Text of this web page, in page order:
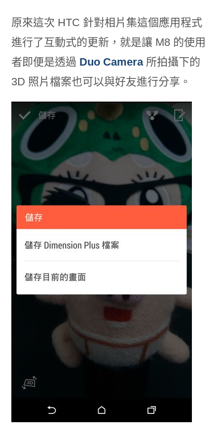
原來這次 HTC 針對相片集這個應用程式
進行了互動式的更新，就是讓 M8 的使用
者即便是透過 Duo Camera 所拍攝下的
3D 照片檔案也可以與好友進行分享。